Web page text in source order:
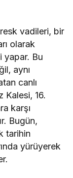
vadileri, bir
olarak
yapar. Bu
aynı
canlı
Kalesi, 16.
karşı
Bugün,
tarihin
yürüyerek